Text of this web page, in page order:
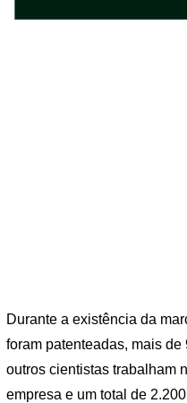
Durante a existência da
foram patenteadas, mais
outros cientistas trabalham
empresa e um total de